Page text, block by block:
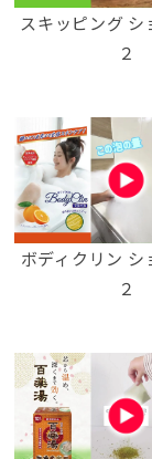
スキッピング シ
２
ボディクリン シ
２